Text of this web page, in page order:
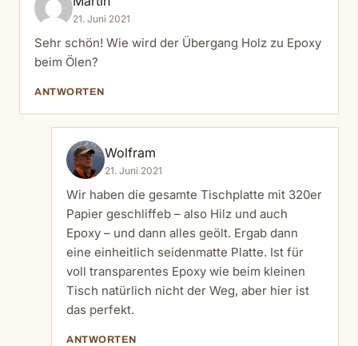
21. Juni 2021
Sehr schön! Wie wird der Übergang Holz zu Epoxy
beim Ölen?
ANTWORTEN
Wolfram
21. Juni 2021
Wir haben die gesamte Tischplatte mit 320er
Papier geschliffeb – also Hilz und auch
Epoxy – und dann alles geölt. Ergab dann
eine einheitlich seidenmatte Platte. Ist für
voll transparentes Epoxy wie beim kleinen
Tisch natürlich nicht der Weg, aber hier ist
das perfekt.
ANTWORTEN